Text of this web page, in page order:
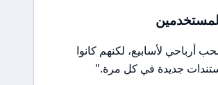
أرباحي لأسابيع، لكنهم كانوا
جديدة في كل مرة."